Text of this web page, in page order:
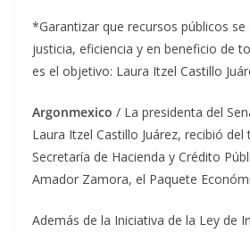
*Garantizar que recursos públicos
justicia, eficiencia y en beneficio de
es el objetivo: Laura Itzel Castillo
Argonmexico / La presidenta del
Laura Itzel Castillo Juárez, recibió del
Secretaría de Hacienda y Crédito
Amador Zamora, el Paquete
Además de la Iniciativa de la Ley de